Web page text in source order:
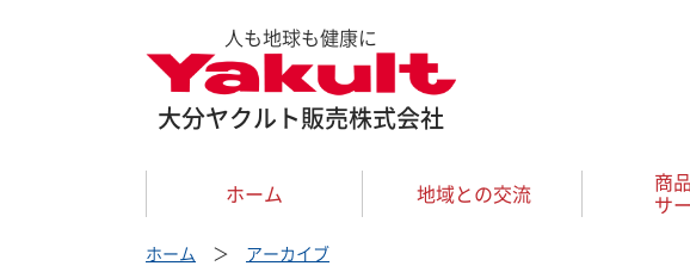
人も地球も健康に
大分ヤクルト販売株式会社
ホーム 地域との交流 商
サ
ホーム ＞ アーカイブ